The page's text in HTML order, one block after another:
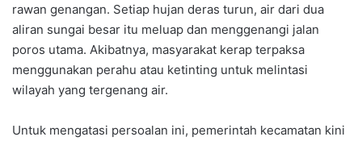
rawan genangan. Setiap hujan deras turun, air dari dua
aliran sungai besar itu meluap dan menggenangi jalan
poros utama. Akibatnya, masyarakat kerap terpaksa
menggunakan perahu atau ketinting untuk melintasi
wilayah yang tergenang air.
Untuk mengatasi persoalan ini, pemerintah kecamatan kini